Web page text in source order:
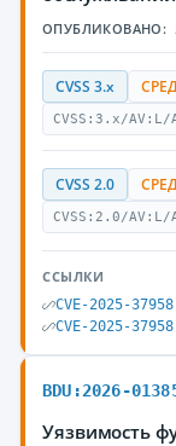
ОПУБЛИКОВАНО:
CVSS 3.x
CVSS:3.x/
CVSS 2.0
CVSS:2.0/
ССЫЛКИ
CVE-2025-37958
CVE-2025-37958
BDU:2026-
Уязвимость